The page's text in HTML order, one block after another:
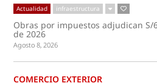
Actualidad infraestructura
Obras por impuestos adjudican
de 2026
Agosto 8, 2026
COMERCIO EXTERIOR